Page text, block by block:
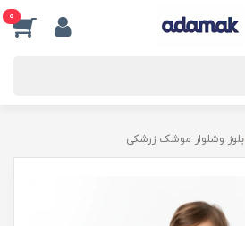
0
بلوز وشلوار موشک زرشکی